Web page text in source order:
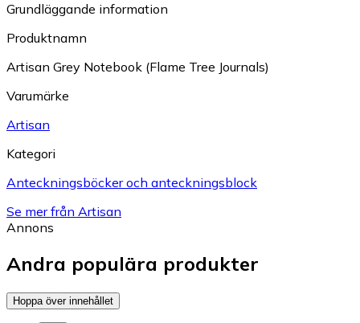
Grundläggande information
Produktnamn
Artisan Grey Notebook (Flame Tree Journals)
Varumärke
Artisan
Kategori
Anteckningsböcker och anteckningsblock
Se mer från Artisan
Annons
Andra populära produkter
Hoppa över innehållet